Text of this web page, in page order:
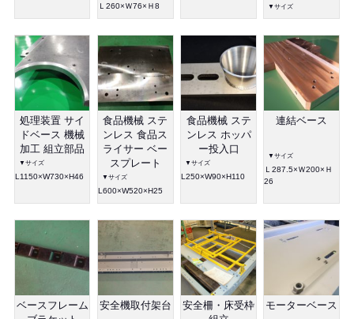
Ｌ260×Ｗ76×Ｈ8 ▼サイズ
処理装置 サイ
ドベース 機械
加工 組立部品
▼サイズ
L1150×W730×H46
食品機械 ステ
ンレス 食品ス
ライサー ベー
スプレート
▼サイズ
L600×W520×H25
食品機械 ステ
ンレス ホッパ
ー投入口
▼サイズ
L250×W90×H110
連結ベース
▼サイズ
Ｌ287.5×Ｗ200×Ｈ
26
ベースフレーム
安全機取付架台
安全柵・床受枠
モーターベース